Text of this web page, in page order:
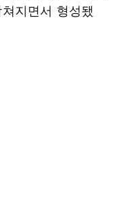
지면서 형성됐